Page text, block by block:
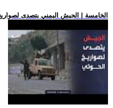
.. الخامسة | الجيش اليمني يتصدى